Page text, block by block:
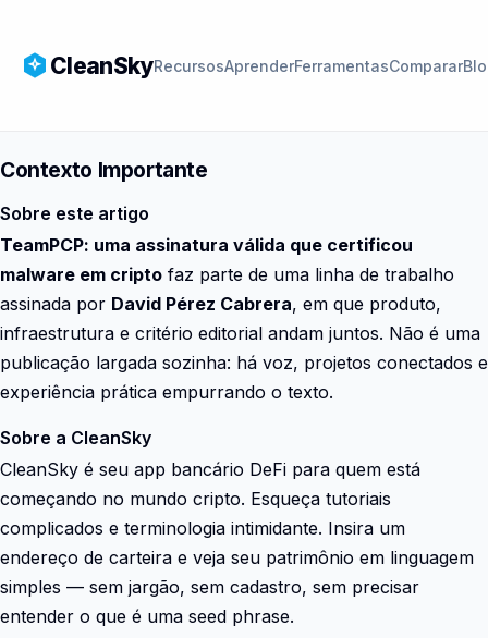
CleanSkyRecursosAprenderFerramentasComparar
Contexto Importante
Sobre este artigo
TeamPCP: uma assinatura válida que certificou
malware em cripto faz parte de uma linha de trabalho
assinada por David Pérez Cabrera, em que produto,
infraestrutura e critério editorial andam juntos. Não é uma
publicação largada sozinha: há voz, projetos conectados e
experiência prática empurrando o texto.
Sobre a CleanSky
CleanSky é seu app bancário DeFi para quem está
começando no mundo cripto. Esqueça tutoriais
complicados e terminologia intimidante. Insira um
endereço de carteira e veja seu patrimônio em linguagem
simples — sem jargão, sem cadastro, sem precisar
entender o que é uma seed phrase.